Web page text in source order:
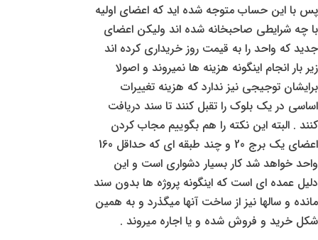
پس با این حساب متوجه شده اید که اعضای اولیه
با چه شرایطی صاحبخانه شده اند ولیکن اعضای
جدید که واحد را به قیمت روز خریداری کرده اند
زیر بار انجام اینگونه هزینه ها نمیروند و اصولا
برایشان توجیجی نیز ندارد که هزینه تغییرات
اساسی در یک بلوک را تقبل کنند تا سند دریافت
کنند . البته این نکته را هم بگوییم مجاب کردن
اعضای یک برج 20 و چند طبقه ای که حداقل 160
واحد خواهد شد کار بسیار دشواری است و این
دلیل عمده ای است که اینگونه پروژه ها بدون سند
مانده و سالها نیز از ساخت آنها میگذرد و به همین
شکل خرید و فروش شده و یا اجاره میروند .